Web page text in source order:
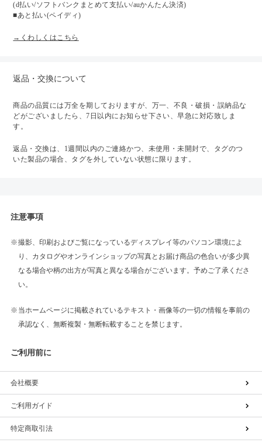
(d払い/ソフトバンクまとめて支払い/auかんたん決済)
■あと払い(ペイディ)
→くわしくはこちら
返品・交換について
商品の品質には万全を期しておりますが、万一、不良・破損・誤納品な
どがございましたら、7日以内にお知らせ下さい、早急に対応致しま
す。
返品・交換は、1週間以内のご連絡かつ、未使用・未開封で、タグのつ
いた製品の場合、タグを外していない状態に限ります。
注意事項
撮影、印刷およびご覧になっているディスプレイ等のパソコン環境によ
り、カタログやオンラインショップの写真とお届け商品の色合いが多少異
なる場合や柄の出方が写真と異なる場合がございます。予めご了承くださ
い。
当ホームページに掲載されているテキスト・画像等の一切の情報を事前の
承認なく、無断複製・無断転載することを禁じます。
ご利用前に
会社概要
ご利用ガイド
特定商取引法